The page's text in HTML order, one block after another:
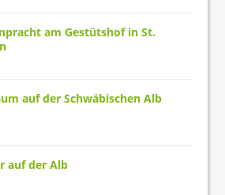
am Gestütshof in St.
auf der Schwäbischen Alb
auf der Alb